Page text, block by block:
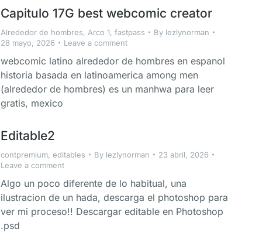
Capitulo 17G best webcomic creator
Alrededor de hombres, Arco 1, fastpass By lezlynorman
28 mayo, 2026
Leave a comment
webcomic latino alrededor de hombres en espanol
historia basada en latinoamerica among men
(alrededor de hombres) es un manhwa para leer
gratis, mexico
Editable2
contpremium, editables By lezlynorman
23 abril, 2026
Leave a comment
Algo un poco diferente de lo habitual, una
ilustracion de un hada, descarga el photoshop para
ver mi proceso!! Descargar editable en Photoshop
.psd